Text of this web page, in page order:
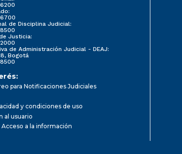
de Disciplina Judicial:
Justicia:
de Administración Judicial - DEAJ:
Bogotá
para Notificaciones Judiciales
y condiciones de uso
al usuario
Acceso a la información